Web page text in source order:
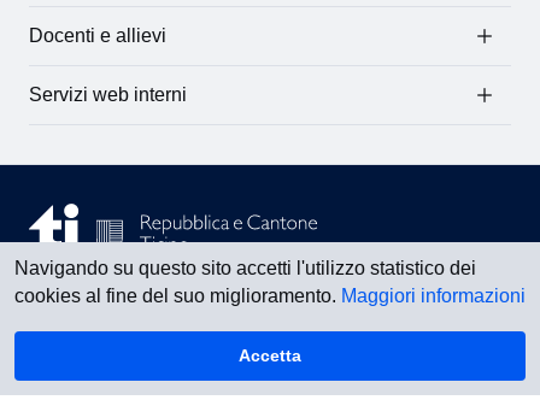
Navigando su questo sito accetti l'utilizzo statistico dei
cookies al fine del suo miglioramento. Maggiori informazioni
Accetta
Docenti e allievi
Servizi web interni
Vedi tutti